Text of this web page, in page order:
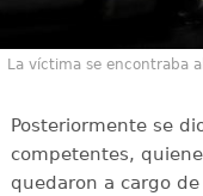
La víctima se encontraba
Posteriormente se
competentes,
quedaron a cargo